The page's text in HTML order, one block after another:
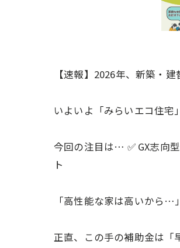
【速報】2026年、新築・
いよいよ「みらいエコ住宅
今回の注目は… ✅ GX志向
ト
「高性能な家は高いから
正直、この手の補助金は「